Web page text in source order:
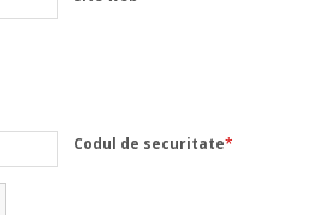
Codul de securitate*